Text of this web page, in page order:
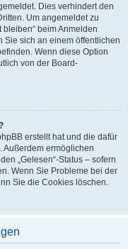
Dies verhindert den
Um angemeldet zu
beim Anmelden
Sie sich an einem öffentlichen
Wenn diese Option
von der Board-
erstellt hat und die dafür
Außerdem ermöglichen
„Gelesen“-Status – sofern
Wenn Sie Probleme bei der
Sie die Cookies löschen.